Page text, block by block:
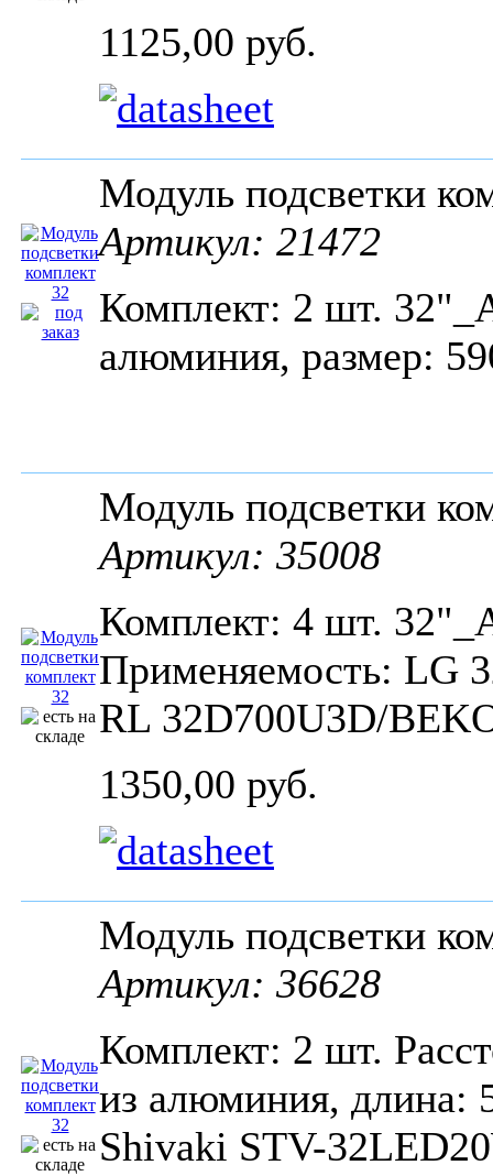
1125,00 руб.
Модуль подсветки
Артикул: 21472
Комплект: 2 шт.
алюминия, размер:
Модуль подсветки
Артикул: 35008
Комплект: 4 шт.
Применяемость: LG
RL 32D700U3D/
1350,00 руб.
Модуль подсветки
Артикул: 36628
Комплект: 2 шт.
из алюминия, длина:
Shivaki STV-